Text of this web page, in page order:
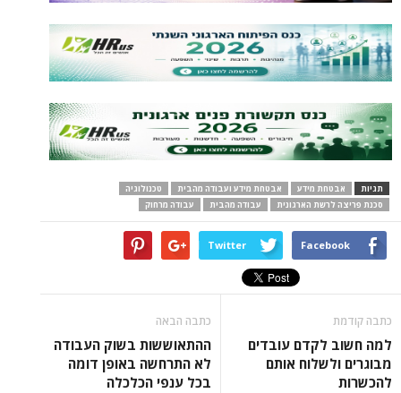
תגיות אבטחת מידע אבטחת מידע ועבודה מהבית
טכנולוגיה
סכנת פריצה לרשת הארגונית
עבודה מהבית עבודה מרחוק
Facebook
Twitter
כתבה קודמת
למה חשוב לקדם עובדים
מבוגרים ולשלוח אותם
להכשרות
כתבה הבאה
ההתאוששות בשוק העבודה
לא התרחשה באופן דומה
בכל ענפי הכלכלה